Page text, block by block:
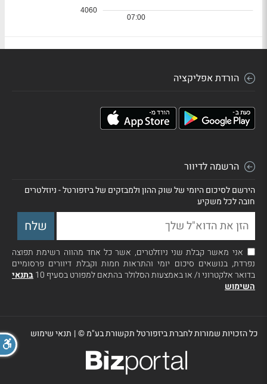
הורדת אפליקציה
הרשמה לדיוור
הירשם לסיכום היומי של שוק ההון ולמבזקים של ביזפורטל - ניוזלטרים
חובה לכל משקיע
אני מאשר קבלת שני ניוזלטרים, אשר כל אחד מהווה רשימת תפוצה
נפרדת, בנושאים סיכום יומי והתראות חמות וקבלת דיוורים פרסומיים
בדואר אלקטרוני ו/ או באמצעות הסלולר בהתאם למפורט בסעיף 10
בתנאי
השימוש
כל הזכויות שמורות לחברת ביזפורטל תקשורת בע"מ ©| תנאי שימוש